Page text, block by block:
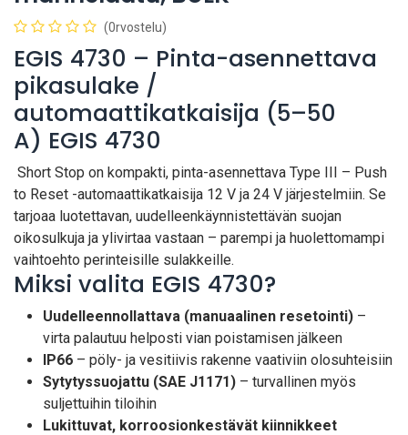
(0rvostelu)
EGIS 4730 – Pinta-asennettava
pikasulake /
automaattikatkaisija (5–50
A) EGIS 4730
Short Stop on kompakti, pinta-asennettava Type III – Push
to Reset -automaattikatkaisija 12 V ja 24 V järjestelmiin. Se
tarjoaa luotettavan, uudelleenkäynnistettävän suojan
oikosulkuja ja ylivirtaa vastaan – parempi ja huolettomampi
vaihtoehto perinteisille sulakkeille.
Miksi valita EGIS 4730?
Uudelleennollattava (manuaalinen resetointi) –
virta palautuu helposti vian poistamisen jälkeen
IP66 – pöly- ja vesitiivis rakenne vaativiin olosuhteisiin
Sytytyssuojattu (SAE J1171) – turvallinen myös
suljettuihin tiloihin
Lukittuvat, korroosionkestävät kiinnikkeet